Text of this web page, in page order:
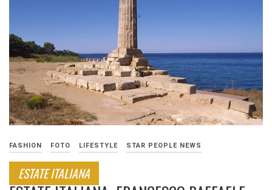
FASHION FOTO LIFESTYLE STAR PEOPLE NEWS
ESTATE ITALIANA